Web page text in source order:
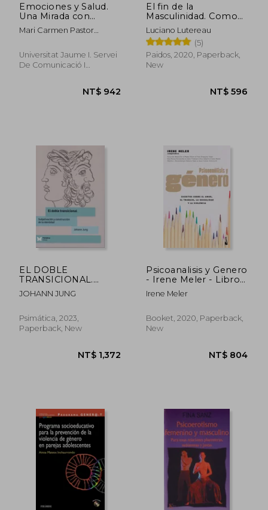
NT$ 679 NT$
Emociones y Salud.
Una Mirada con
Perspectiva de
Género (Psique) (in
Mari Carmen Pastor
Universitat Jaume I. Servei
De Comunicació I
NT$ 942
El fin de la
Masculinidad. Como
Amar en el Siglo xxi
(in Spanish)
Luciano Lutereau
(5)
Paidos, 2020, Paperback,
New
EL DOBLE
TRANSICIONAL.
Subjetivación y
construcción de la
JOHANN JUNG
Psimática, 2023,
Paperback, New
Psicoanalisis y Genero
- Irene Meler - Libro
Físico (in Spanish)
Irene Meler
Booket, 2020, Paperback,
New